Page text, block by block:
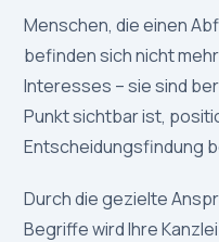
Menschen, die einen
befinden sich nicht
Interesses – sie sind
Punkt sichtbar ist,
Entscheidungsfindung
Durch die gezielte
Begriffe wird Ihre